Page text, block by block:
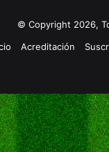
© Copyright 2026,
Acreditación